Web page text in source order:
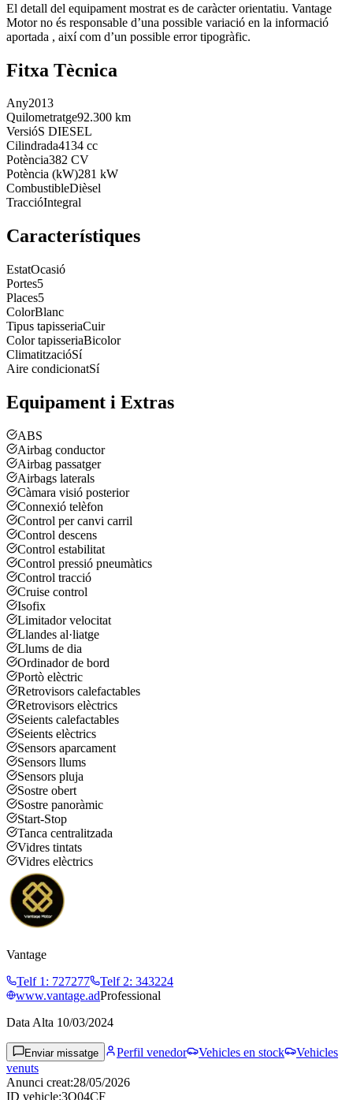
El detall del equipament mostrat es de caràcter orientatiu. Vantage
Motor no és responsable d’una possible variació en la informació
aportada , així com d’un possible error tipogràfic.
Fitxa Tècnica
Any2013
Quilometratge92.300 km
VersióS DIESEL
Cilindrada4134 cc
Potència382 CV
Potència (kW)281 kW
CombustibleDièsel
TraccióIntegral
Característiques
EstatOcasió
Portes5
Places5
ColorBlanc
Tipus tapisseriaCuir
Color tapisseriaBicolor
ClimatitzacióSí
Aire condicionatSí
Equipament i Extras
ABS
Airbag conductor
Airbag passatger
Airbags laterals
Càmara visió posterior
Connexió telèfon
Control per canvi carril
Control descens
Control estabilitat
Control pressió pneumàtics
Control tracció
Cruise control
Isofix
Limitador velocitat
Llandes al·liatge
Llums de dia
Ordinador de bord
Portò elèctric
Retrovisors calefactables
Retrovisors elèctrics
Seients calefactables
Seients elèctrics
Sensors aparcament
Sensors llums
Sensors pluja
Sostre obert
Sostre panoràmic
Start-Stop
Tanca centralitzada
Vidres tintats
Vidres elèctrics
Vantage
Telf 1 : 727277 Telf 2: 343224
www.vantage.adProfessional
Data Alta 10/03/2024
Enviar missatge Perfil venedor Vehicles en stock
Vehicles
venuts
Anunci creat:28/05/2026
ID vehicle:3Q04CF